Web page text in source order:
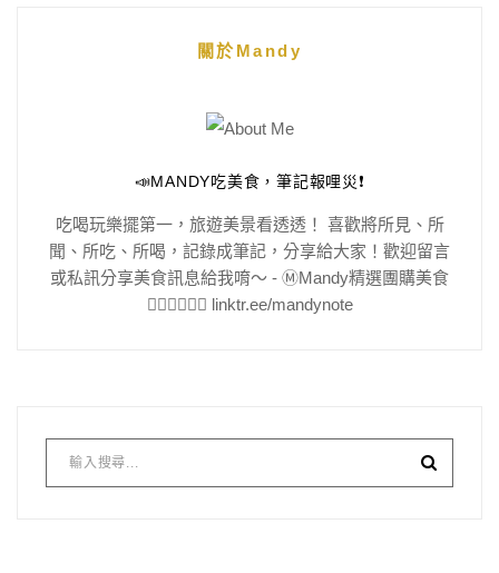
關於Mandy
📣MANDY吃美食，筆記報哩災❗️
吃喝玩樂擺第一，旅遊美景看透透！ 喜歡將所見、所
聞、所吃、所喝，記錄成筆記，分享給大家！歡迎留言
或私訊分享美食訊息給我唷～ - Ⓜ️Mandy精選團購美食
👇🏻👇🏻👇🏻 linktr.ee/mandynote